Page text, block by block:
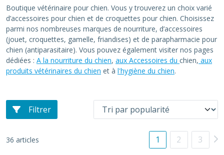
Boutique vétérinaire pour chien. Vous y trouverez un choix varié
d’accessoires pour chien et de croquettes pour chien. Choisissez
parmi nos nombreuses marques de nourriture, d’accessoires
(jouet, croquettes, gamelle, friandises) et de parapharmacie pour
chien (antiparasitaire). Vous pouvez également visiter nos pages
dédiées : A la nourriture du chien, aux Accessoires du chien, aux
produits vétérinaires du chien et à l'hygiène du chien.
Filtrer
36 articles 1 2 3